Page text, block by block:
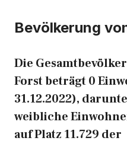
Bevölkerung
Die
Forst beträgt 0
31.12.2022),
weibliche
auf Platz 11.729 der